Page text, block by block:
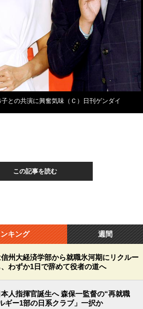
との共演に興奮気味（Ｃ）日刊ゲンダイ
この記事を読む
キング 週間
州大経済学部から就職氷河期にリクルー
、わずか1日で辞めて役者の道へ
人指揮官誕生へ 森保一監督の“再就職
ギー1部の日系クラブ」一択か